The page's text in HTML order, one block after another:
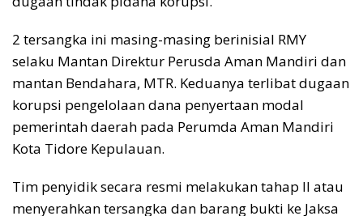
2 tersangka ini masing-masing berinisial RMY
selaku Mantan Direktur Perusda Aman Mandiri dan
mantan Bendahara, MTR. Keduanya terlibat dugaan
korupsi pengelolaan dana penyertaan modal
pemerintah daerah pada Perumda Aman Mandiri
Kota Tidore Kepulauan.
Tim penyidik secara resmi melakukan tahap II atau
menyerahkan tersangka dan barang bukti ke Jaksa